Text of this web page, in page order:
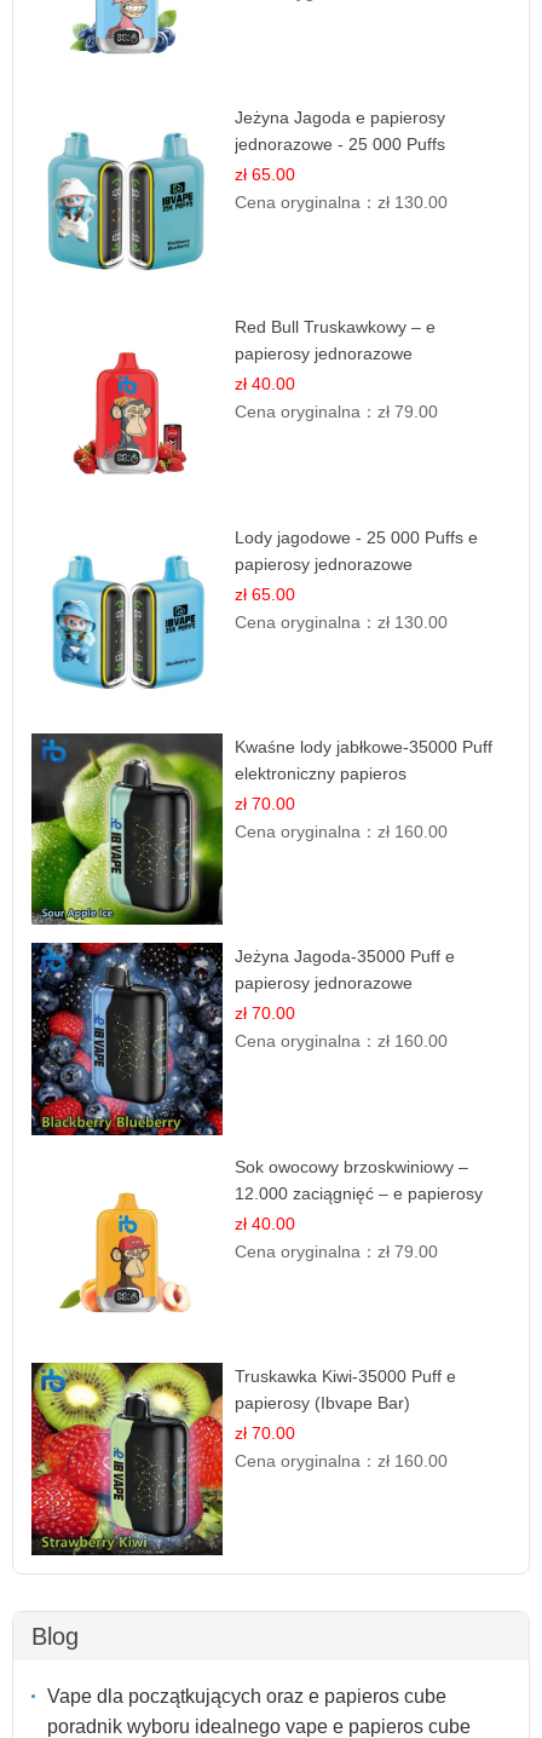
Jeżyna Jagoda e papierosy
jednorazowe - 25 000 Puffs
zł 65.00
Cena oryginalna：zł 130.00
Red Bull Truskawkowy – e
papierosy jednorazowe
zł 40.00
Cena oryginalna：zł 79.00
Lody jagodowe - 25 000 Puffs e
papierosy jednorazowe
zł 65.00
Cena oryginalna：zł 130.00
Kwaśne lody jabłkowe-35000 Puff
elektroniczny papieros
zł 70.00
Cena oryginalna：zł 160.00
Jeżyna Jagoda-35000 Puff e
papierosy jednorazowe
zł 70.00
Cena oryginalna：zł 160.00
Sok owocowy brzoskwiniowy –
12.000 zaciągnięć – e papierosy
jednorazowe
zł 40.00
Cena oryginalna：zł 79.00
Truskawka Kiwi-35000 Puff e
papierosy (Ibvape Bar)
zł 70.00
Cena oryginalna：zł 160.00
Blog
Vape dla początkujących oraz e papieros cube
poradnik wyboru idealnego vape e papieros cube